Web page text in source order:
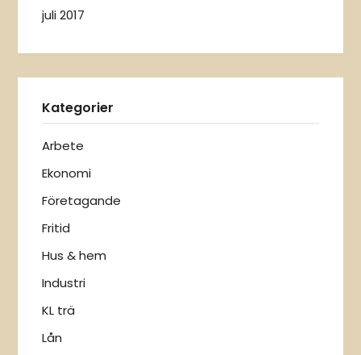
juli 2017
Kategorier
Arbete
Ekonomi
Företagande
Fritid
Hus & hem
Industri
KL trä
Lån